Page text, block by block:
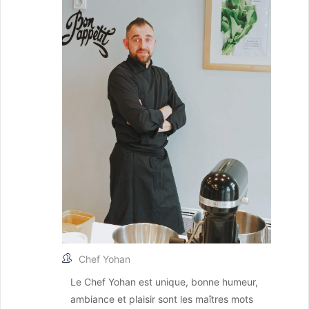
Chef Yohan
Le Chef Yohan est unique, bonne humeur,
ambiance et plaisir sont les maîtres mots